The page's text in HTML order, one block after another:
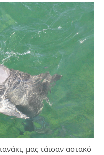
μας τάισαν αστακό